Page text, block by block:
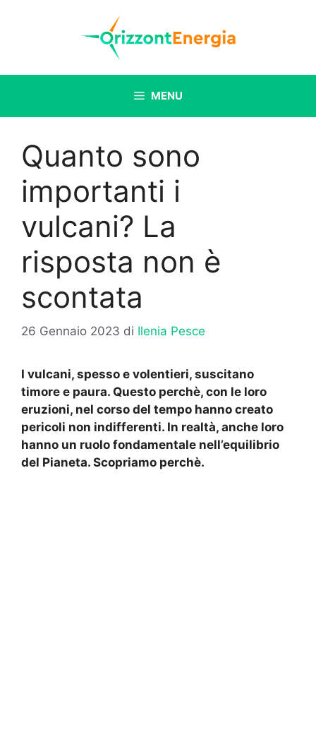
MENU
Quanto sono
importanti i
vulcani? La
risposta non è
scontata
26 Gennaio 2023 di Ilenia Pesce
I vulcani, spesso e volentieri, suscitano
timore e paura. Questo perchè, con le loro
eruzioni, nel corso del tempo hanno creato
pericoli non indifferenti. In realtà, anche loro
hanno un ruolo fondamentale nell’equilibrio
del Pianeta. Scopriamo perchè.